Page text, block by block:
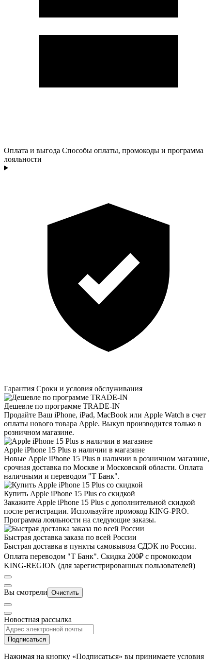
Оплата и выгода Способы оплаты, промокоды и программа
лояльности
Гарантия Сроки и условия обслуживания
Дешевле по программе TRADE-IN
Продайте Ваш iPhone, iPad, MacBook или Apple Watch в счет
оплаты нового товара Apple. Выкуп производится только в
розничном магазине.
Apple iPhone 15 Plus в наличии в магазине
Новые Apple iPhone 15 Plus в наличии в розничном магазине,
срочная доставка по Москве и Московской области. Оплата
наличными и переводом "Т Банк".
Купить Apple iPhone 15 Plus со скидкой
Закажите Apple iPhone 15 Plus с дополнительной скидкой
после регистрации. Используйте промокод KING-PRO.
Программа лояльности на следующие заказы.
Быстрая доставка заказа по всей России
Быстрая доставка в пункты самовывоза СДЭК по России.
Оплата переводом "Т Банк". Скидка 200₽ с промокодом
KING-REGION (для зарегистрированных пользователей)
Вы смотрели Очистить
Новостная рассылка
Подписаться
Нажимая на кнопку «Подписаться» вы принимаете условия